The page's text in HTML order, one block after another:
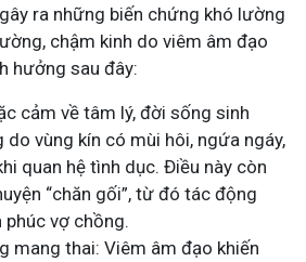
ra những biến chứng khó lường
chậm kinh do viêm âm đạo
hưởng sau đây:
cảm về tâm lý, đời sống sinh
do vùng kín có mùi hôi, ngứa ngáy,
quan hệ tình dục. Điều này còn
“chăn gối”, từ đó tác động
vợ chồng.
mang thai: Viêm âm đạo khiến